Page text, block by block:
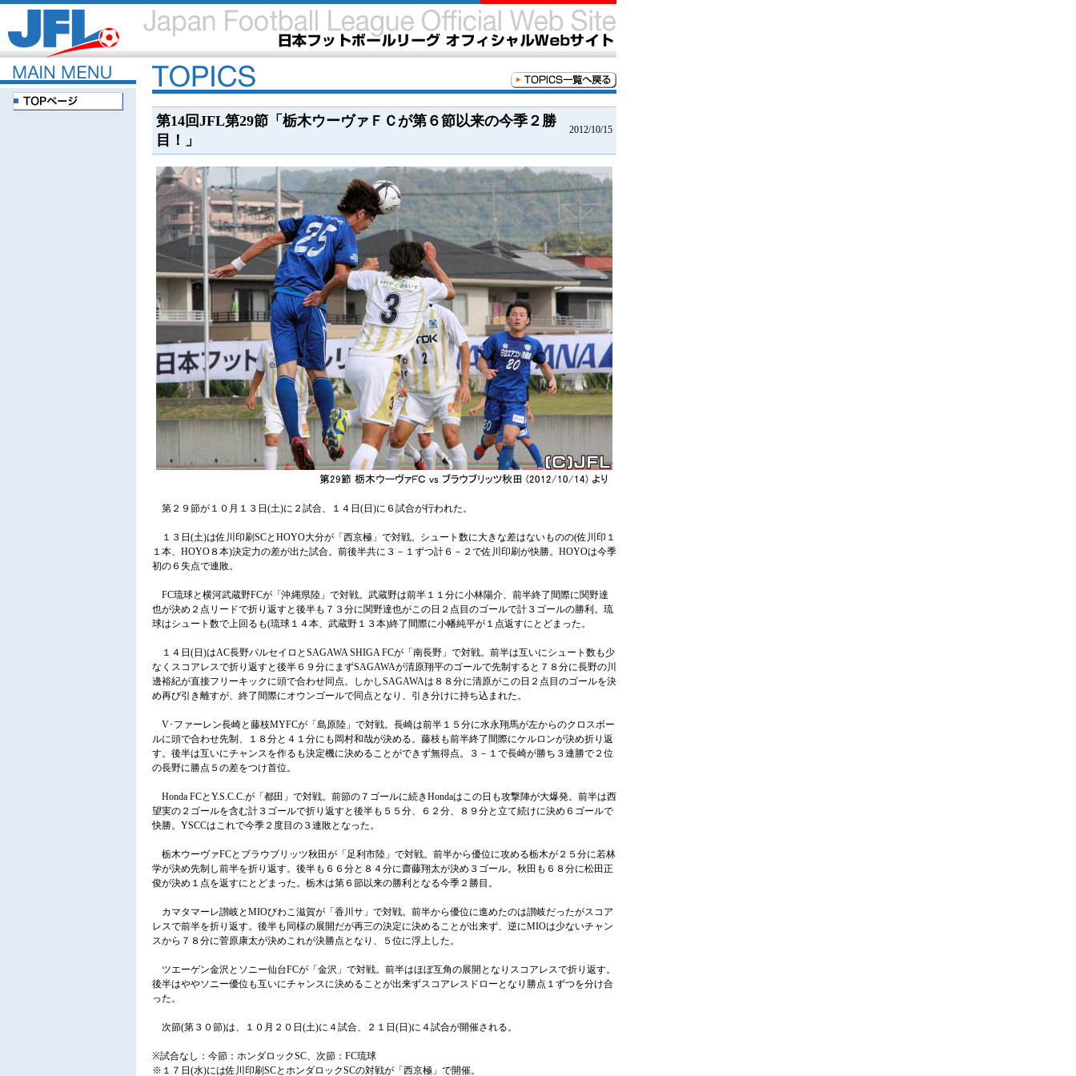
第14回JFL第29節「栃木ウーヴァＦＣが第６節以来の今季２勝
目！」
2012/10/15
第２９節が１０月１３日(土)に２試合、１４日(日)に６試合が行われた。
１３日(土)は佐川印刷SCとHOYO大分が「西京極」で対戦。シュート数に大きな差はないものの(佐川印１
１本、HOYO８本)決定力の差が出た試合。前後半共に３－１ずつ計６－２で佐川印刷が快勝。HOYOは今季
初の６失点で連敗。
FC琉球と横河武蔵野FCが「沖縄県陸」で対戦。武蔵野は前半１１分に小林陽介、前半終了間際に関野達
也が決め２点リードで折り返すと後半も７３分に関野達也がこの日２点目のゴールで計３ゴールの勝利。琉
球はシュート数で上回るも(琉球１４本、武蔵野１３本)終了間際に小幡純平が１点返すにとどまった。
１４日(日)はAC長野パルセイロとSAGAWA SHIGA FCが「南長野」で対戦。前半は互いにシュート数も少
なくスコアレスで折り返すと後半６９分にまずSAGAWAが清原翔平のゴールで先制すると７８分に長野の川
邊裕紀が直接フリーキックに頭で合わせ同点。しかしSAGAWAは８８分に清原がこの日２点目のゴールを決
め再び引き離すが、終了間際にオウンゴールで同点となり、引き分けに持ち込まれた。
V･ファーレン長崎と藤枝MYFCが「島原陸」で対戦。長崎は前半１５分に水永翔馬が左からのクロスボー
ルに頭で合わせ先制、１８分と４１分にも岡村和哉が決める。藤枝も前半終了間際にケルロンが決め折り返
す。後半は互いにチャンスを作るも決定機に決めることができず無得点。３－１で長崎が勝ち３連勝で２位
の長野に勝点５の差をつけ首位。
Honda FCとY.S.C.C.が「都田」で対戦。前節の７ゴールに続きHondaはこの日も攻撃陣が大爆発。前半は西
望実の２ゴールを含む計３ゴールで折り返すと後半も５５分、６２分、８９分と立て続けに決め６ゴールで
快勝。YSCCはこれで今季２度目の３連敗となった。
栃木ウーヴァFCとブラウブリッツ秋田が「足利市陸」で対戦。前半から優位に攻める栃木が２５分に若林
学が決め先制し前半を折り返す。後半も６６分と８４分に齋藤翔太が決め３ゴール。秋田も６８分に松田正
俊が決め１点を返すにとどまった。栃木は第６節以来の勝利となる今季２勝目。
カマタマーレ讃岐とMIOびわこ滋賀が「香川サ」で対戦。前半から優位に進めたのは讃岐だったがスコア
レスで前半を折り返す。後半も同様の展開だが再三の決定に決めることが出来ず、逆にMIOは少ないチャン
スから７８分に菅原康太が決めこれが決勝点となり、５位に浮上した。
ツエーゲン金沢とソニー仙台FCが「金沢」で対戦。前半はほぼ互角の展開となりスコアレスで折り返す。
後半はややソニー優位も互いにチャンスに決めることが出来ずスコアレスドローとなり勝点１ずつを分け合
った。
次節(第３０節)は、１０月２０日(土)に４試合、２１日(日)に４試合が開催される。
※試合なし：今節：ホンダロックSC、次節：FC琉球
※１７日(水)には佐川印刷SCとホンダロックSCの対戦が「西京極」で開催。